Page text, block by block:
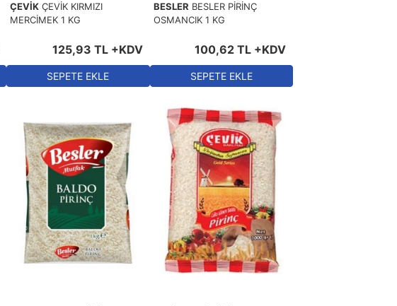
ÇEVİK ÇEVİK KIRMIZI
MERCİMEK 1 KG
125,93 TL+KDV
SEPETE EKLE
BESLER BESLER PİRİNÇ
OSMANCIK 1 KG
100,62 TL +KDV
SEPETE EKLE